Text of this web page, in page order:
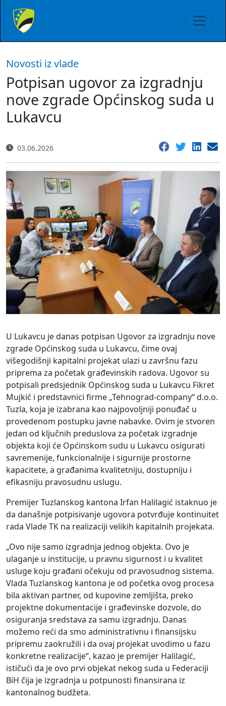
Novosti iz vlade
Potpisan ugovor za izgradnju
nove zgrade Općinskog suda u
Lukavcu
03.06.2026
U Lukavcu je danas potpisan Ugovor za izgradnju nove
zgrade Općinskog suda u Lukavcu, čime ovaj
višegodišnji kapitalni projekat ulazi u završnu fazu
priprema za početak građevinskih radova. Ugovor su
potpisali predsjednik Općinskog suda u Lukavcu Fikret
Mujkić i predstavnici firme „Tehnograd-company“ d.o.o.
Tuzla, koja je izabrana kao najpovoljniji ponuđač u
provedenom postupku javne nabavke. Ovim je stvoren
jedan od ključnih preduslova za početak izgradnje
objekta koji će Općinskom sudu u Lukavcu osigurati
savremenije, funkcionalnije i sigurnije prostorne
kapacitete, a građanima kvalitetniju, dostupniju i
efikasniju pravosudnu uslugu.
Premijer Tuzlanskog kantona Irfan Halilagić istaknuo je
da današnje potpisivanje ugovora potvrđuje kontinuitet
rada Vlade TK na realizaciji velikih kapitalnih projekata.
„Ovo nije samo izgradnja jednog objekta. Ovo je
ulaganje u institucije, u pravnu sigurnost i u kvalitet
usluge koju građani očekuju od pravosudnog sistema.
Vlada Tuzlanskog kantona je od početka ovog procesa
bila aktivan partner, od kupovine zemljišta, preko
projektne dokumentacije i građevinske dozvole, do
osiguranja sredstava za samu izgradnju. Danas
možemo reći da smo administrativnu i finansijsku
pripremu zaokružili i da ovaj projekat uvodimo u fazu
konkretne realizacije“, kazao je premijer Halilagić,
ističući da je ovo prvi objekat nekog suda u Federaciji
BiH čija je izgradnja u potpunosti finansirana iz
kantonalnog budžeta.